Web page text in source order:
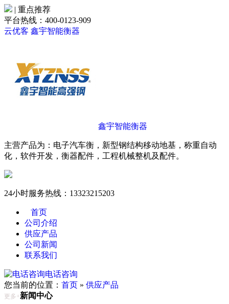
| 重点推荐
平台热线：400-0123-909
云优客 鑫宇智能衡器
鑫宇智能衡器
主营产品为：电子汽车衡，新型钢结构移动地基，称重自动
化，软件开发，衡器配件，工程机械整机及配件。
24小时服务热线： 13323215203
首页
公司介绍
供应产品
公司新闻
联系我们
电话咨询
您当前的位置： 首页 » 供应产品
更多+新闻中心